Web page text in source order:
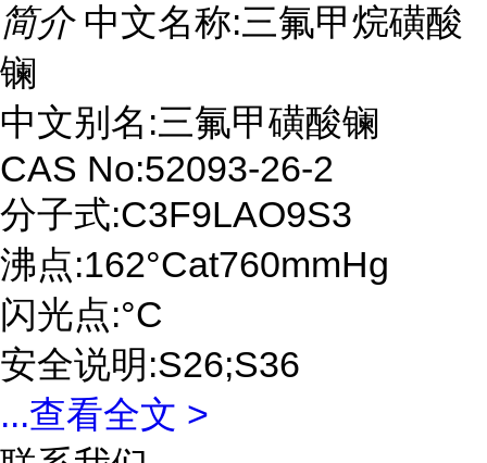
简介 中文名称:三氟甲烷磺酸
镧
中文别名:三氟甲磺酸镧
CAS No:52093-26-2
分子式:C3F9LAO9S3
沸点:162°Cat760mmHg
闪光点:°C
安全说明:S26;S36
...查看全文 >